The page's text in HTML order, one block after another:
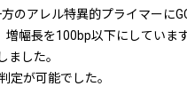
のアレル特異的プライマーに
幅長を100bp以下にしていま
した。
定が可能でした。